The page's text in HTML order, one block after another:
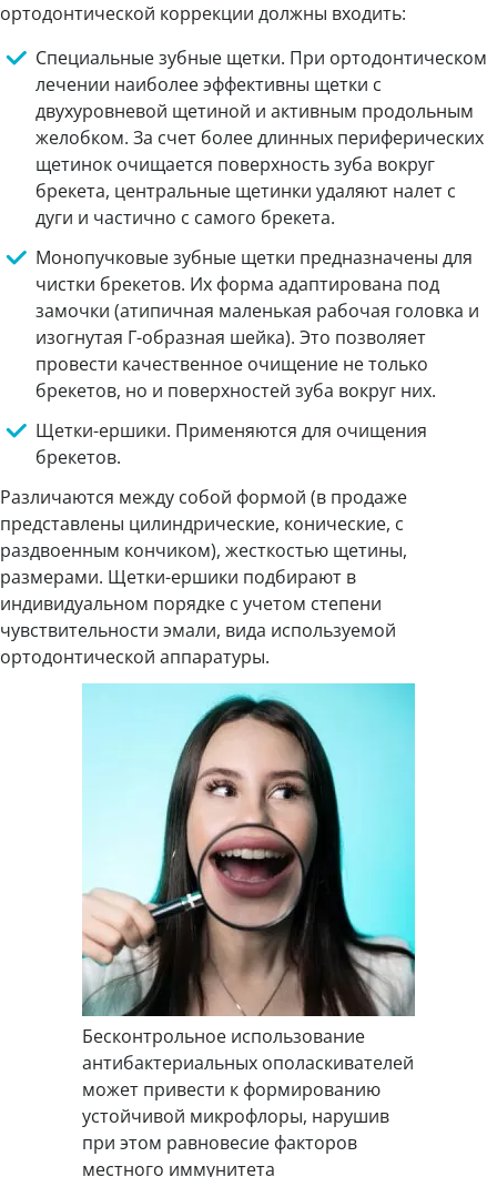
ортодонтической коррекции должны входить:
Специальные зубные щетки. При ортодонтическом
лечении наиболее эффективны щетки с
двухуровневой щетиной и активным продольным
желобком. За счет более длинных периферических
щетинок очищается поверхность зуба вокруг
брекета, центральные щетинки удаляют налет с
дуги и частично с самого брекета.
Монопучковые зубные щетки предназначены для
чистки брекетов. Их форма адаптирована под
замочки (атипичная маленькая рабочая головка и
изогнутая Г-образная шейка). Это позволяет
провести качественное очищение не только
брекетов, но и поверхностей зуба вокруг них.
Щетки-ершики. Применяются для очищения
брекетов.
Различаются между собой формой (в продаже
представлены цилиндрические, конические, с
раздвоенным кончиком), жесткостью щетины,
размерами. Щетки-ершики подбирают в
индивидуальном порядке с учетом степени
чувствительности эмали, вида используемой
ортодонтической аппаратуры.
Бесконтрольное использование
антибактериальных ополаскивателей
может привести к формированию
устойчивой микрофлоры, нарушив
при этом равновесие факторов
местного иммунитета